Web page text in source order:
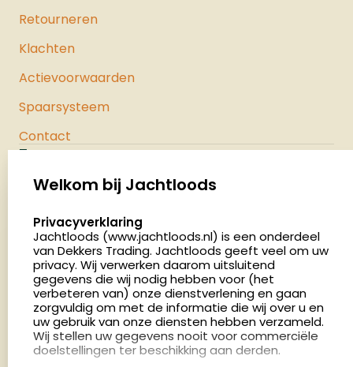
Retourneren
Klachten
Actievoorwaarden
Spaarsysteem
Contact
Palenrij 1
Nederland
4.8
2892 beoordelingen
Openingstijden
Dinsdag en donderdag: 13:00 - 17:00 én 18:00 - 21:00
uur
Welkom bij Jachtloods
select language
Privacyverklaring
Jachtloods (www.jachtloods.nl) is een onderdeel
van Dekkers Trading. Jachtloods geeft veel om uw
privacy. Wij verwerken daarom uitsluitend
gegevens die wij nodig hebben voor (het
verbeteren van) onze dienstverlening en gaan
zorgvuldig om met de informatie die wij over u en
uw gebruik van onze diensten hebben verzameld.
Wij stellen uw gegevens nooit voor commerciële
doelstellingen ter beschikking aan derden.